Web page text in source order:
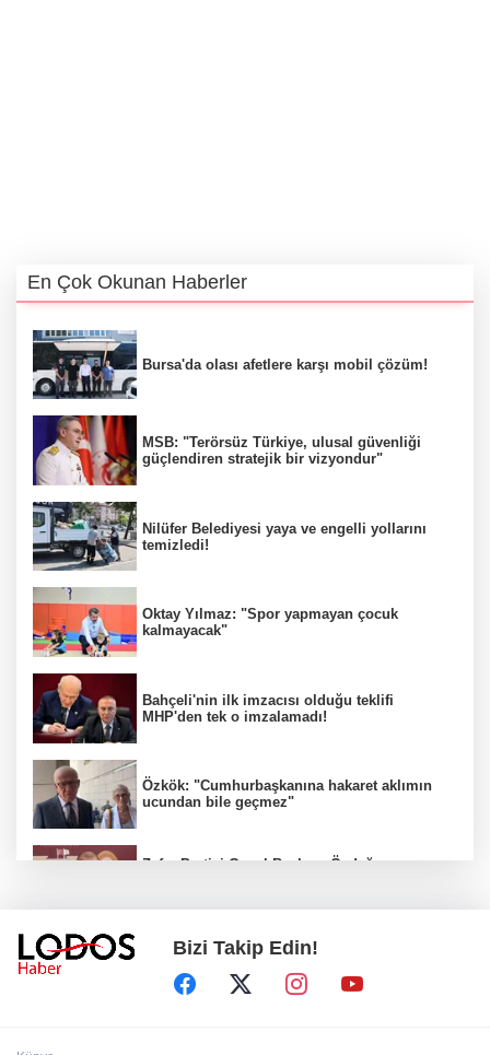
En Çok Okunan Haberler
Bursa'da olası afetlere karşı mobil çözüm!
MSB: "Terörsüz Türkiye, ulusal güvenliği
güçlendiren stratejik bir vizyondur"
Nilüfer Belediyesi yaya ve engelli yollarını
temizledi!
Oktay Yılmaz: "Spor yapmayan çocuk
kalmayacak"
Bahçeli'nin ilk imzacısı olduğu teklifi
MHP'den tek o imzalamadı!
Özkök: "Cumhurbaşkanına hakaret aklımın
ucundan bile geçmez"
Zafer Partisi Genel Başkanı Özdağ:
Müsavat Dervişoğlu Balıkesir'e "Bayrak
Kaldırıyorum" Mitingi çağrısında bulundu!
Bizi Takip Edin!